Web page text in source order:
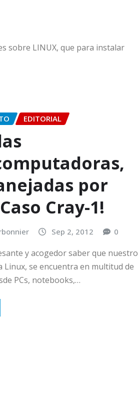
sobre LINUX, que para instalar
EDITORIAL
por
Cray-1!
Sep 2, 2012 0
y acogedor saber que nuestro
Linux, se encuentra en multitud de
PCs, notebooks,…